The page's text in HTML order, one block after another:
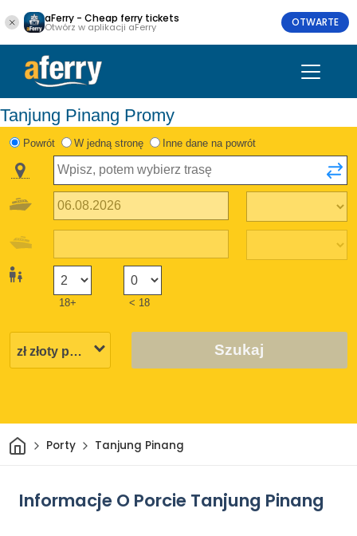
aFerry - Cheap ferry tickets
Otwórz w aplikacji aFerry OTWARTE
Tanjung Pinang Promy
Powrót W jedną stronę Inne dane na powrót
18+ < 18
Szukaj
DomPorty Tanjung Pinang
Informacje O Porcie Tanjung Pinang